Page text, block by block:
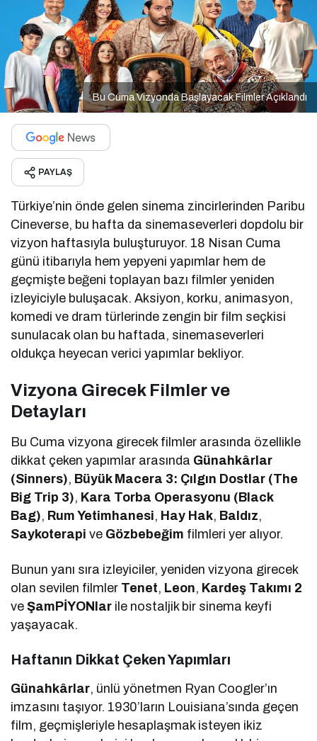
Bu Cuma Vizyonda Başlayacak Filmler Açıklandı
PAYLAŞ
Türkiye’nin önde gelen sinema zincirlerinden Paribu
Cineverse, bu hafta da sinemaseverleri dopdolu bir
vizyon haftasıyla buluşturuyor. 18 Nisan Cuma
günü itibarıyla hem yepyeni yapımlar hem de
geçmişte beğeni toplayan bazı filmler yeniden
izleyiciyle buluşacak. Aksiyon, korku, animasyon,
komedi ve dram türlerinde zengin bir film seçkisi
sunulacak olan bu haftada, sinemaseverleri
oldukça heyecan verici yapımlar bekliyor.
Vizyona Girecek Filmler ve
Detayları
Bu Cuma vizyona girecek filmler arasında özellikle
dikkat çeken yapımlar arasında Günahkârlar
(Sinners), Büyük Macera 3: Çılgın Dostlar (The
Big Trip 3), Kara Torba Operasyonu (Black
Bag), Rum Yetimhanesi, Hay Hak, Baldız,
Saykoterapi ve Gözbebeğim filmleri yer alıyor.
Bunun yanı sıra izleyiciler, yeniden vizyona girecek
olan sevilen filmler Tenet, Leon, Kardeş Takımı 2
veŞamPİYONlar ile nostaljik bir sinema keyfi
yaşayacak.
Haftanın Dikkat Çeken Yapımları
Günahkârlar, ünlü yönetmen Ryan Coogler’ın
imzasını taşıyor. 1930’ların Louisiana’sında geçen
film, geçmişleriyle hesaplaşmak isteyen ikiz